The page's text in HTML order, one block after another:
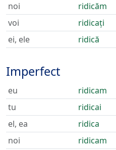
noi
ridicăm
voi
ridicați
ei, ele
ridică
Imperfect
eu
ridicam
tu
ridicai
el, ea
ridica
noi
ridicam